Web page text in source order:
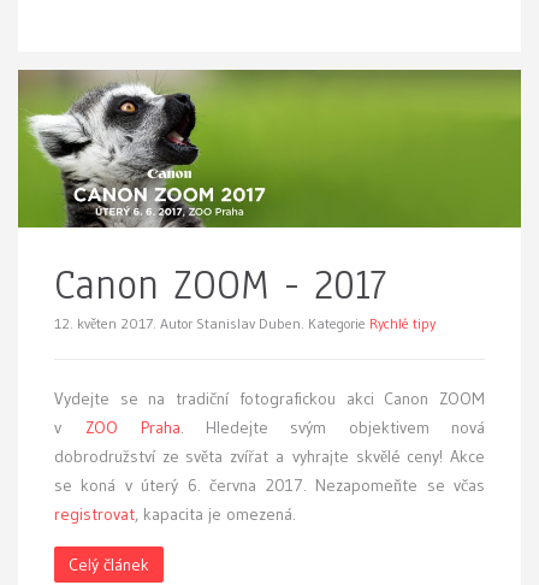
Canon ZOOM - 2017
12. květen 2017. Autor Stanislav Duben. Kategorie Rychlé tipy
Vydejte se na tradiční fotografickou akci Canon ZOOM
v ZOO Praha. Hledejte svým objektivem nová
dobrodružství ze světa zvířat a vyhrajte skvělé ceny! Akce
se koná v úterý 6. června 2017. Nezapomeňte se včas
registrovat, kapacita je omezená.
Celý článek